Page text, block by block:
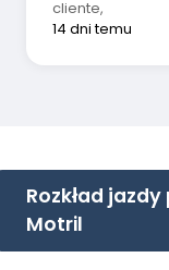
cliente,
14 dni temu
Rozkład
Motril